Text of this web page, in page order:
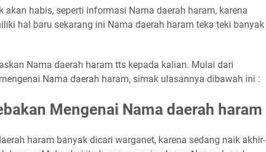
akan habis, seperti informasi Nama daerah haram, karena
hal baru sekarang ini Nama daerah haram teka teki banyak
Nama daerah haram tts kepada kalian. Mulai dari
Nama daerah haram, simak ulasannya dibawah ini :
Mengenai Nama daerah haram
haram banyak dicari warganet, karena sedang naik akhir-